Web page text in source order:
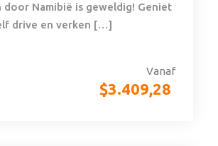
Vanaf
$3.409,28
door Namibië is geweldig! Geniet
drive en verken […]